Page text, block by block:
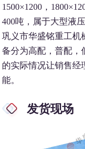
1500×1200，
400吨，属于大型液
巩义市华盛铭重工机
备分为高配，普配，
的实际情况让销售经
能。
发货现场